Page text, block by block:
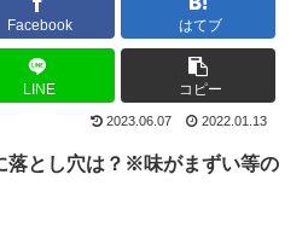
Facebook はてブ
LINE コピー
2023.06.07 2022.01.13
落とし穴は？※味がまずい等の